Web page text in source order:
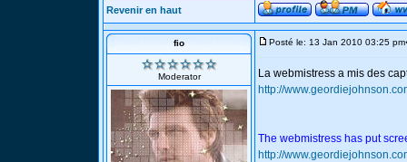
Revenir en haut
fio
Moderator
Posté le: 13 Jan 2010 03:25 pm
La webmistress a mis des
http://
The webmistress has put
http://